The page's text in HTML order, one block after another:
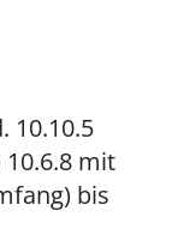
10.10.5
mit
bis